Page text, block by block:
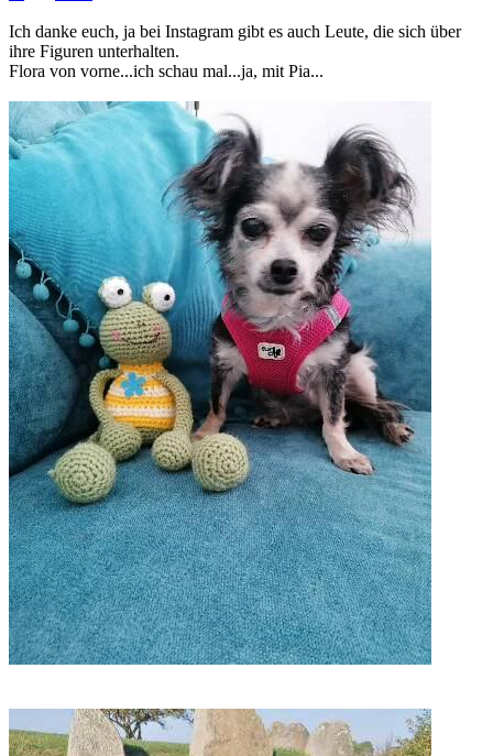
Ich danke euch, ja bei Instagram gibt es auch Leute, die sich über
ihre Figuren unterhalten.
Flora von vorne...ich schau mal...ja, mit Pia...